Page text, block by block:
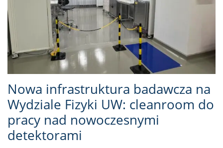
Nowa infrastruktura badawcza na
Wydziale Fizyki UW: cleanroom do
pracy nad nowoczesnymi
detektorami